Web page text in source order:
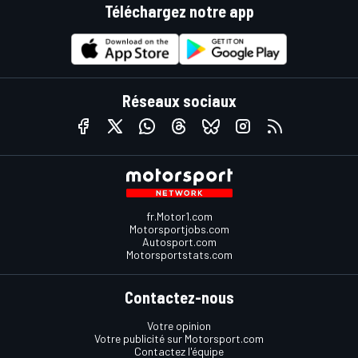
Téléchargez notre app
Réseaux sociaux
fr.Motor1.com
Motorsportjobs.com
Autosport.com
Motorsportstats.com
Contactez-nous
Votre opinion
Votre publicité sur Motorsport.com
Contactez l'équipe